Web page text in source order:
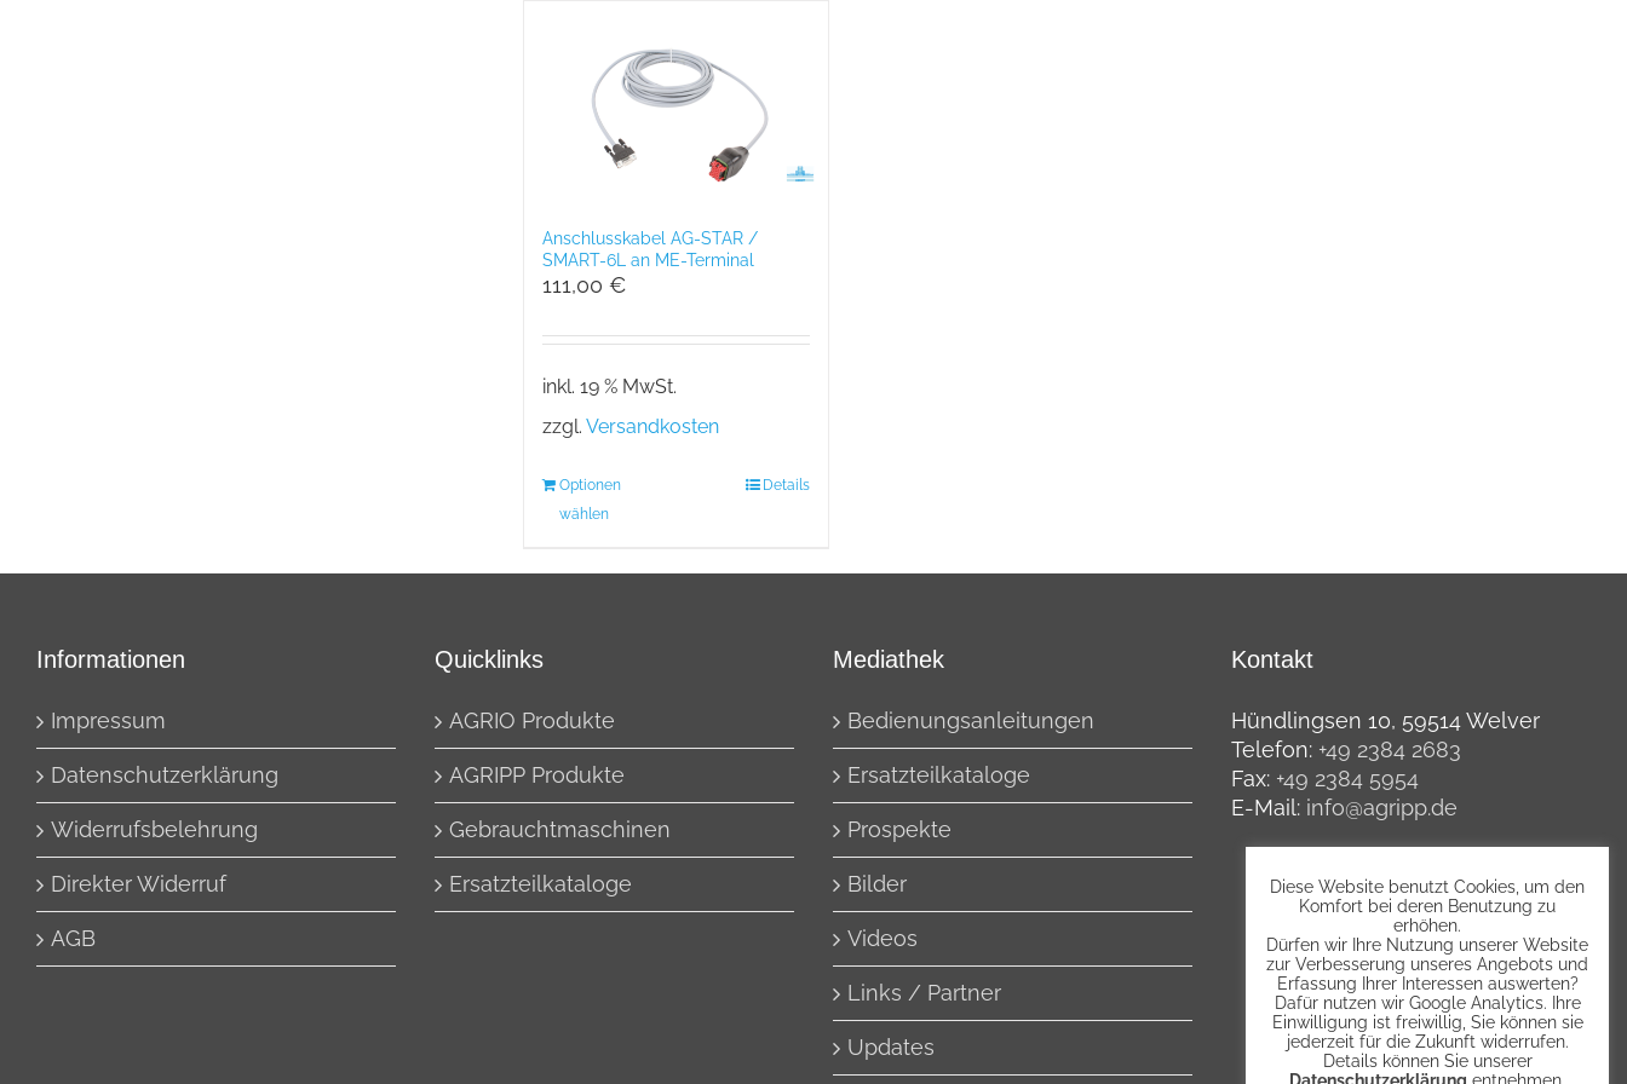
Anschlusskabel AG-STAR /
SMART-6L an ME-Terminal
111,00 €
inkl. 19 % MwSt.
zzgl. Versandkosten
Optionen
wählen
Details
Informationen
Impressum
Datenschutzerklärung
Widerrufsbelehrung
Direkter Widerruf
AGB
Quicklinks
AGRIO Produkte
AGRIPP Produkte
Gebrauchtmaschinen
Ersatzteilkataloge
Mediathek
Bedienungsanleitungen
Ersatzteilkataloge
Prospekte
Bilder
Videos
Links / Partner
Updates
Kontakt
Hündlingsen 10, 59514 Welver
Telefon: +49 2384 2683
Fax: +49 2384 5954
E-Mail: info@agripp.de
Diese Website benutzt Cookies, um den
Komfort bei deren Benutzung zu
erhöhen.
Dürfen wir Ihre Nutzung unserer Website
zur Verbesserung unseres Angebots und
Erfassung Ihrer Interessen auswerten?
Dafür nutzen wir Google Analytics. Ihre
Einwilligung ist freiwillig, Sie können sie
jederzeit für die Zukunft widerrufen.
Details können Sie unserer